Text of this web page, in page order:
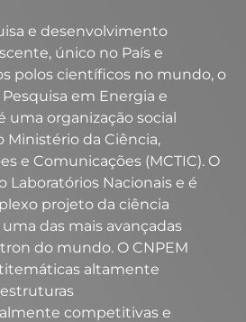
e desenvolvimento
único no País e
polos científicos no mundo, o
em Energia e
uma organização social
Ministério da Ciência,
e Comunicações (MCTIC). O
Laboratórios Nacionais e é
projeto da ciência
uma das mais avançadas
do mundo. O CNPEM
altamente
competitivas e